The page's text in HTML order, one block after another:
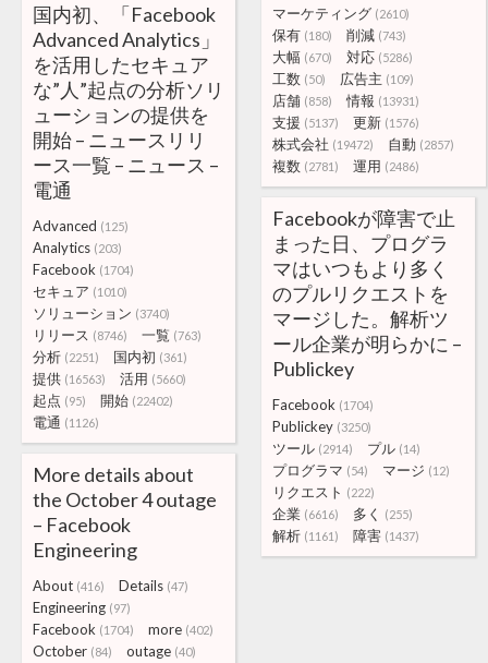
マーケティング (2610)
保有 (180) 削減 (743)
大幅 (670) 対応 (5286)
工数 (50) 広告主 (109)
店舗 (858) 情報 (13931)
支援 (5137) 更新 (1576)
株式会社 (19472) 自動 (2857)
複数 (2781) 運用 (2486)
国内初、「Facebook
Advanced Analytics」
を活用したセキュア
な”人”起点の分析ソリ
ューションの提供を
開始 – ニュースリリ
ース一覧 – ニュース –
電通
Advanced (125)
Analytics (203)
Facebook (1704)
セキュア (1010)
ソリューション (3740)
リリース (8746) 一覧 (763)
分析 (2251) 国内初 (361)
提供 (16563) 活用 (5660)
起点 (95) 開始 (22402)
電通 (1126)
Facebookが障害で止
まった日、プログラ
マはいつもより多く
のプルリクエストを
マージした。解析ツ
ール企業が明らかに –
Publickey
Facebook (1704)
Publickey (3250)
ツール (2914) プル (14)
プログラマ (54) マージ (12)
リクエスト (222)
企業 (6616) 多く (255)
解析 (1161) 障害 (1437)
More details about
the October 4 outage
– Facebook
Engineering
About (416) Details (47)
Engineering (97)
Facebook (1704) more (402)
October (84) outage (40)